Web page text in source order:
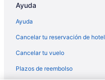
Ayuda
Ayuda
Cancelar tu reservación de
Cancelar tu vuelo
Plazos de reembolso